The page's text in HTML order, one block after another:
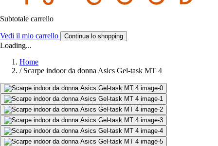
Subtotale carrello
Vedi il mio carrello Continua lo shopping
Loading...
Home
/ Scarpe indoor da donna Asics Gel-task MT 4